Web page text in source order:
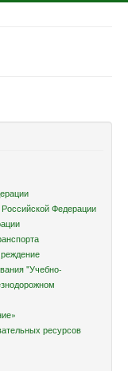
в VK
Федерации
"Учебно-
ресурсов